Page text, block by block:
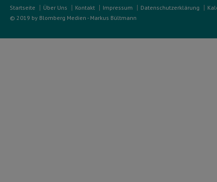
Startseite Über Uns Kontakt Impressum Datenschutzerklärung
© 2019 by Blomberg Medien - Markus Bültmann